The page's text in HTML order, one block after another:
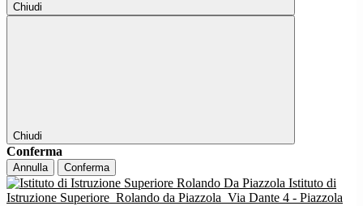
Chiudi
Chiudi
Conferma
Annulla Conferma
Istituto di
Istruzione Superiore Rolando da Piazzola Via Dante 4 - Piazzola